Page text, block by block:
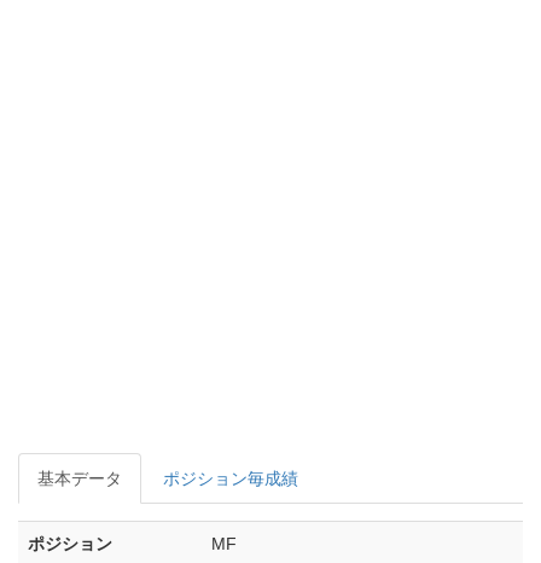
基本データ ポジション毎成績
ポジション MF